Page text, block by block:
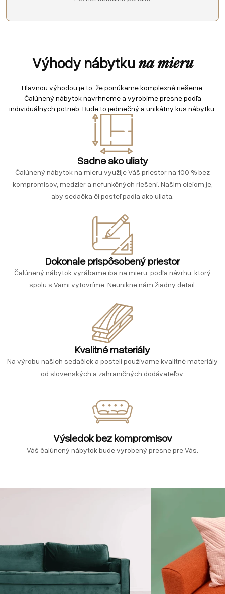
Výhody nábytkuna mieru
Hlavnou výhodou je to, že ponúkame komplexné riešenie.
Čalúnený nábytok navrhneme a vyrobíme presne podľa
individuálnych potrieb. Bude to jedinečný a unikátny kus nábytku.
Sadne ako uliaty
Čalúnený nábytok na mieru využije Váš priestor na 100 % bez
kompromisov, medzier a nefunkčných riešení. Našim cieľom je,
aby sedačka či posteľ padla ako uliata.
Dokonale prispôsobený priestor
Čalúnený nábytok vyrábame iba na mieru, podľa návrhu, ktorý
spolu s Vami vytovríme. Neunikne nám žiadny detail.
Kvalitné materiály
Na výrobu našich sedačiek a postelí používame kvalitné materiály
od slovenských a zahraničných dodávateľov.
Výsledok bez kompromisov
Váš čalúnený nábytok bude vyrobený presne pre Vás.